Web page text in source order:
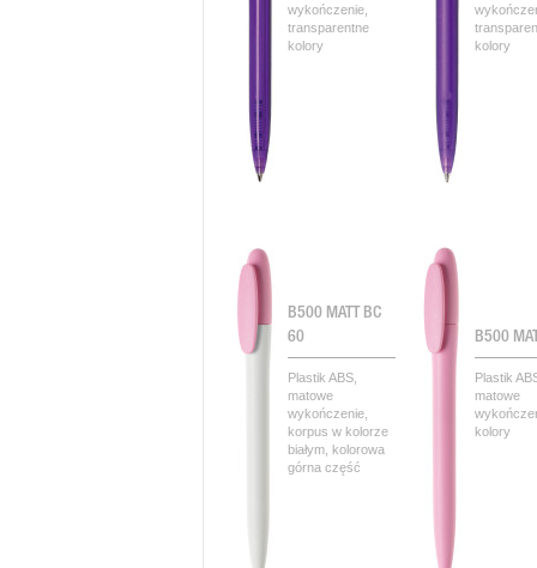
wykończenie,
transparentne
kolory
kolory
B500 MATT BC
60
Plastik ABS,
matowe
wykończenie,
korpus w kolorze
białym, kolorowa
górna część
B500
Plastik
matowe
kolory